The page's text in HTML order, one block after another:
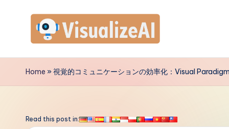
contentV
is
a
Home »視覚的コミュニケーションの効率化：Visual
Read this post in: